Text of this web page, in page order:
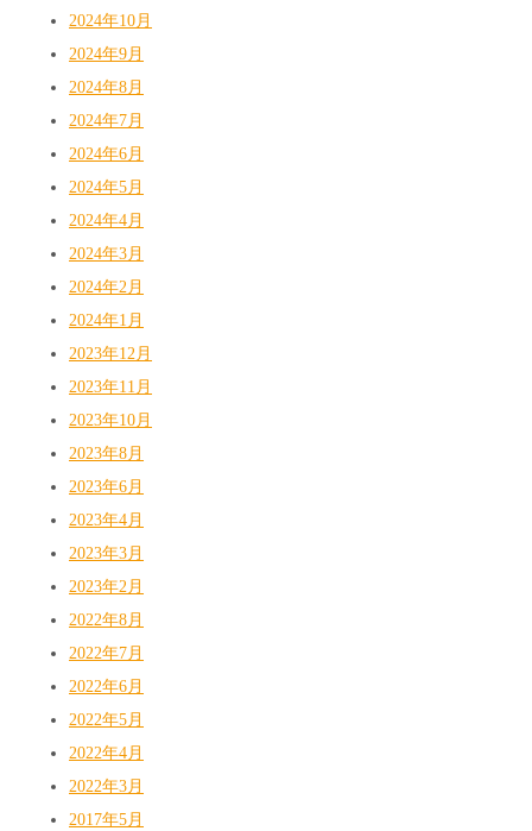
2024年10月
2024年9月
2024年8月
2024年7月
2024年6月
2024年5月
2024年4月
2024年3月
2024年2月
2024年1月
2023年12月
2023年11月
2023年10月
2023年8月
2023年6月
2023年4月
2023年3月
2023年2月
2022年8月
2022年7月
2022年6月
2022年5月
2022年4月
2022年3月
2017年5月